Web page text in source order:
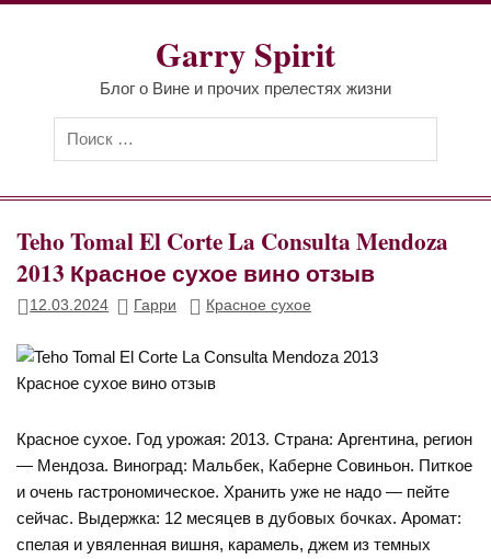
Перейти
Garry Spirit
Блог о Вине и прочих прелестях жизни
Teho Tomal El Corte La Consulta Mendoza
2013 Красное сухое вино отзыв
12.03.2024 Гарри Красное сухое
Красное сухое. Год урожая: 2013. Страна: Аргентина, регион
— Мендоза. Виноград: Мальбек, Каберне Совиньон. Питкое
и очень гастрономическое. Хранить уже не надо — пейте
сейчас. Выдержка: 12 месяцев в дубовых бочках. Аромат:
спелая и увяленная вишня, карамель, джем из темных